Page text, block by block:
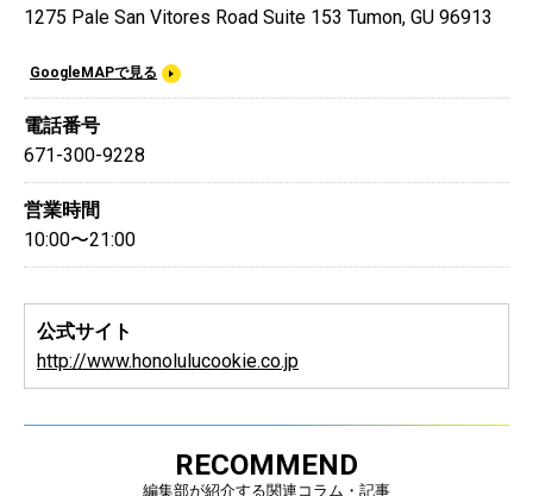
1275 Pale San Vitores Road Suite 153 Tumon, GU 96913
GoogleMAPで見る
電話番号
671-300-9228
営業時間
10:00〜21:00
公式サイト
http://www.honolulucookie.co.jp
RECOMMEND
編集部が紹介する関連コラム・記事